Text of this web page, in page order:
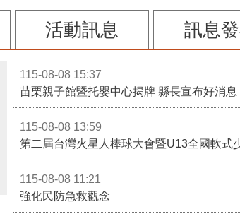
活動訊息 訊息
115-08-08 15:37
苗栗親子館暨托嬰中心揭牌 縣長宣布好消
115-08-08 13:59
第二屆台灣火星人棒球大會暨U13全國軟式
115-08-08 11:21
強化民防急救觀念